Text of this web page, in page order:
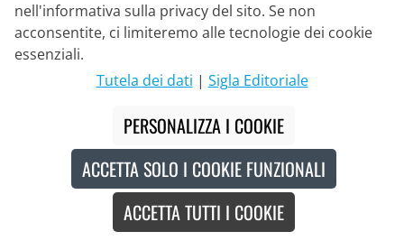
nell'informativa sulla privacy del sito. Se non
acconsentite, ci limiteremo alle tecnologie dei cookie
essenziali.
Tutela dei dati | Sigla Editoriale
PERSONALIZZA I COOKIE
ACCETTA SOLO I COOKIE FUNZIONALI
ACCETTA TUTTI I COOKIE